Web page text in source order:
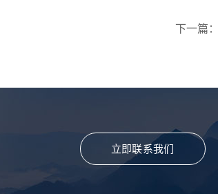
下一篇：
立即联系我们